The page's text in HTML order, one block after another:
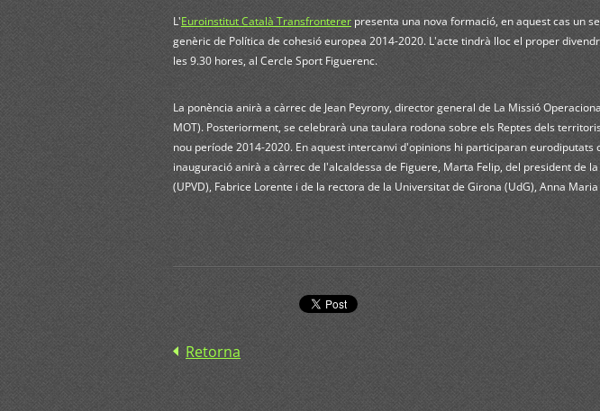
L'Euroinstitut Català Transfronterer presenta una nova formació, en aquest cas un
genèric de Política de cohesió europea 2014-2020. L'acte tindrà lloc el proper
les 9.30 hores, al Cercle Sport Figuerenc.
La ponència anirà a càrrec de Jean Peyrony, director general de La Missió
MOT). Posteriorment, se celebrarà una taulara rodona sobre els Reptes dels
nou període 2014-2020. En aquest intercanvi d'opinions hi participaran eurodiputats
inauguració anirà a càrrec de l'alcaldessa de Figuere, Marta Felip, del president de
(UPVD), Fabrice Lorente i de la rectora de la Universitat de Girona (UdG), Anna
Retorna